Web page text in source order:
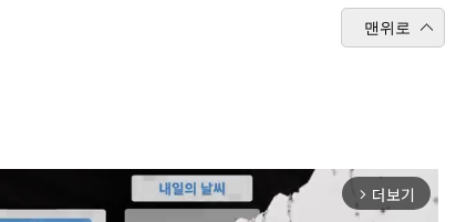
맨위로
arrow_forward_ios 더보기